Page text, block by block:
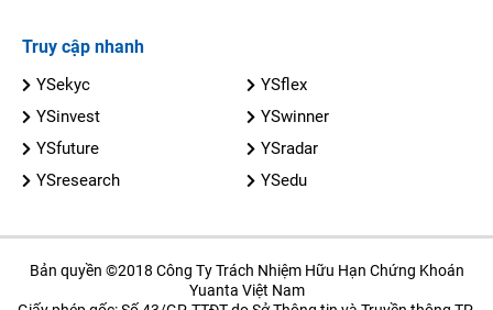
Truy cập nhanh
YSekyc
YSflex
YSinvest
YSwinner
YSfuture
YSradar
YSresearch
YSedu
Bản quyền ©2018 Công Ty Trách Nhiệm Hữu Hạn Chứng Khoán
Yuanta Việt Nam